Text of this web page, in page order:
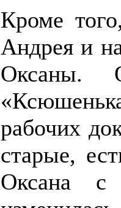
Кроме
Андрея и
Оксаны.
рабочих
старые,
Оксана с